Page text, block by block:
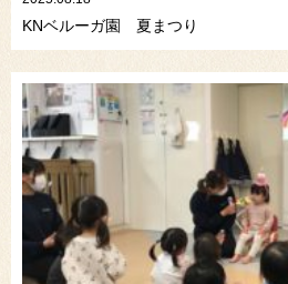
KNベルーガ園 夏まつり